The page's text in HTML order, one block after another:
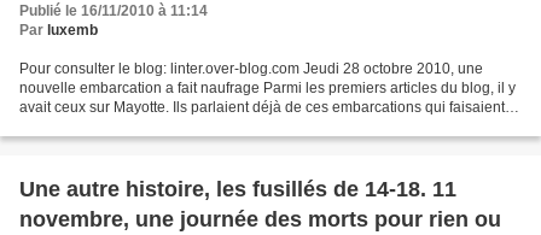
Publié le 16/11/2010 à 11:14
Par luxemb
Pour consulter le blog: linter.over-blog.com Jeudi 28 octobre 2010, une
nouvelle embarcation a fait naufrage Parmi les premiers articles du blog, il y
avait ceux sur Mayotte. Ils parlaient déjà de ces embarcations qui faisaient
Une autre histoire, les fusillés de 14-18. 11
novembre, une journée des morts pour rien ou